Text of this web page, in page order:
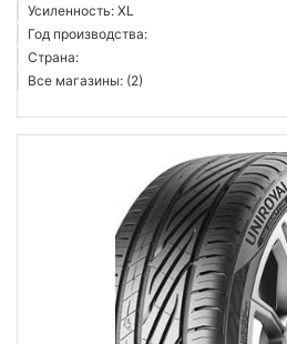
Усиленность: XL
Год производства:
Страна:
Все магазины: (2)